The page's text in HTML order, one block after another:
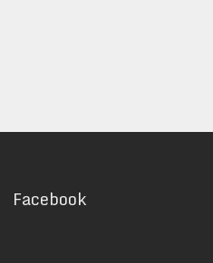
Facebook